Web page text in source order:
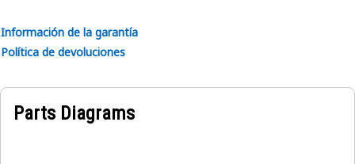
Información de la garantía
Política de devoluciones
Parts Diagrams